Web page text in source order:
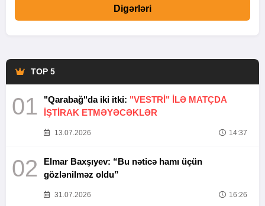
Digərləri
TOP 5
01 "Qarabağ"da iki itki: "VESTRİ" İLƏ MATÇDA
İŞTİRAK ETMƏYƏCƏKLƏR
13.07.2026 14:37
02
Elmar Baxşıyev: “Bu nəticə hamı üçün
gözlənilməz oldu”
31.07.2026 16:26